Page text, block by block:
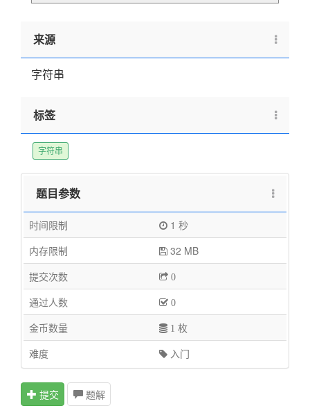
来源
字符串
标签
字符串
题目参数
时间限制
1 秒
内存限制
32 MB
提交次数
0
通过人数 0
金币数量 1 枚
难度 入门
提交 题解